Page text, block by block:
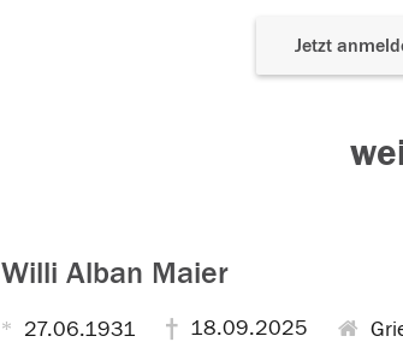
Jetzt
Willi Alban Maier
27.06.1931 18.09.2025